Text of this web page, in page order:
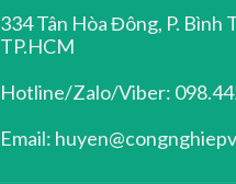
334 Tân Hòa Đông, P. Bình
TP.HCM
Hotline/Zalo/Viber:
Email: